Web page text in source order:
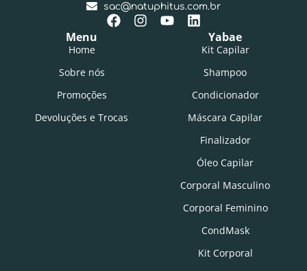
sac@natuphitus.com.br
Menu
Home
Sobre nós
Promoções
Devoluções e Trocas
Yabae
Kit Capilar
Shampoo
Condicionador
Máscara Capilar
Finalizador
Óleo Capilar
Corporal Masculino
Corporal Feminino
CondMask
Kit Corporal